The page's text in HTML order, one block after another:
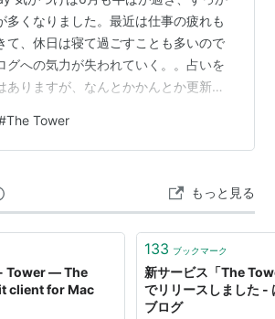
多くなりました。最近は仕事の疲れも
て、休日は寝て過ごすことも多いので
グへの気力が失われていく。。占いを
ありますが、なんとかかんとか更新だ
も出かけてみようかなと。 一時はnote
、タロットによる「今週の運勢」。ち
ます。やはり、ブログにはこのコンテ
ことで、この占いを”基点”に今後もさら
ます…
The Tower
もっと見る
Tower — The
client for Mac
133 ブックマーク
新サービス「The
でリリースしました -
ブログ